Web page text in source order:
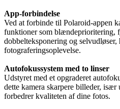
App-forbindelse
Ved at forbinde til Polaroid-appen
funktioner som blændeprioritering,
dobbelteksponering og
fotograferingsoplevelse.
Autofokussystem med to linser
Udstyret med et opgraderet
dette kamera skarpere billeder,
forbedrer kvaliteten af dine fotos.